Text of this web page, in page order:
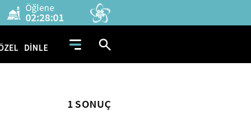
Öğlene
02:28:01
DİNLE
1 SONUÇ